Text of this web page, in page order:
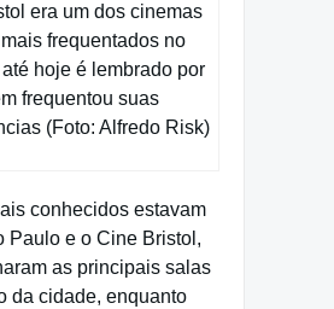
era um dos cinemas
frequentados no
hoje é lembrado por
frequentou suas
(Foto: Alfredo Risk)
conhecidos estavam
Paulo e o Cine Bristol,
as principais salas
da cidade, enquanto